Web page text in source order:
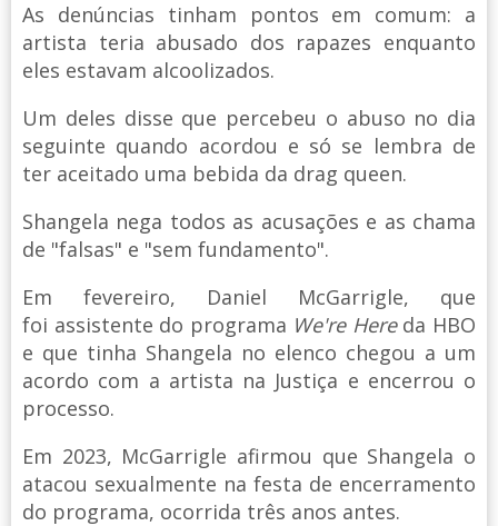
As denúncias tinham pontos em comum: a
artista teria abusado dos rapazes enquanto
eles estavam alcoolizados.
Um deles disse que percebeu o abuso no dia
seguinte quando acordou e só se lembra de
ter aceitado uma bebida da drag queen.
Shangela nega todos as acusações e as chama
de "falsas" e "sem fundamento".
Em fevereiro, Daniel McGarrigle, que
foi assistente do programa We're Hereda HBO
e que tinha Shangela no elenco chegou a um
acordo com a artista na Justiça e encerrou o
processo.
Em 2023, McGarrigle afirmou que Shangela o
atacou sexualmente na festa de encerramento
do programa, ocorrida três anos antes.